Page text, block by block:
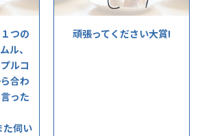
つの
ル、
ルコ
合わ
った
た伺い
頑張ってください大賞!